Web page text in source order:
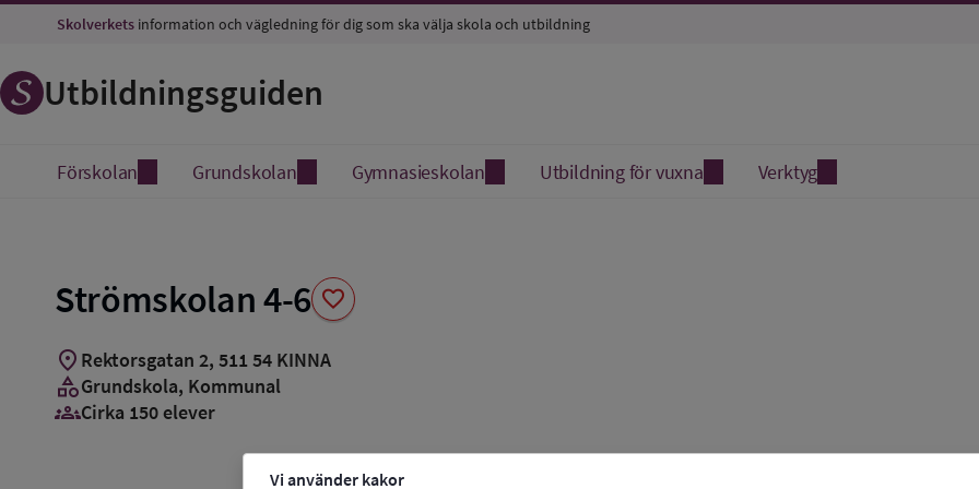
Vi använder kakor
Skolverkets information och vägledning för dig som ska välja skola och utbildning
Utbildningsguiden
Förskolan Grundskolan Gymnasieskolan Utbildning för vuxna Verktyg
Strömskolan 4-6 favorite
Spara
location_on Rektorsgatan 2, 51154 KINNA
categoryGrundskola, Kommunal
groups_3Cirka 150 elever